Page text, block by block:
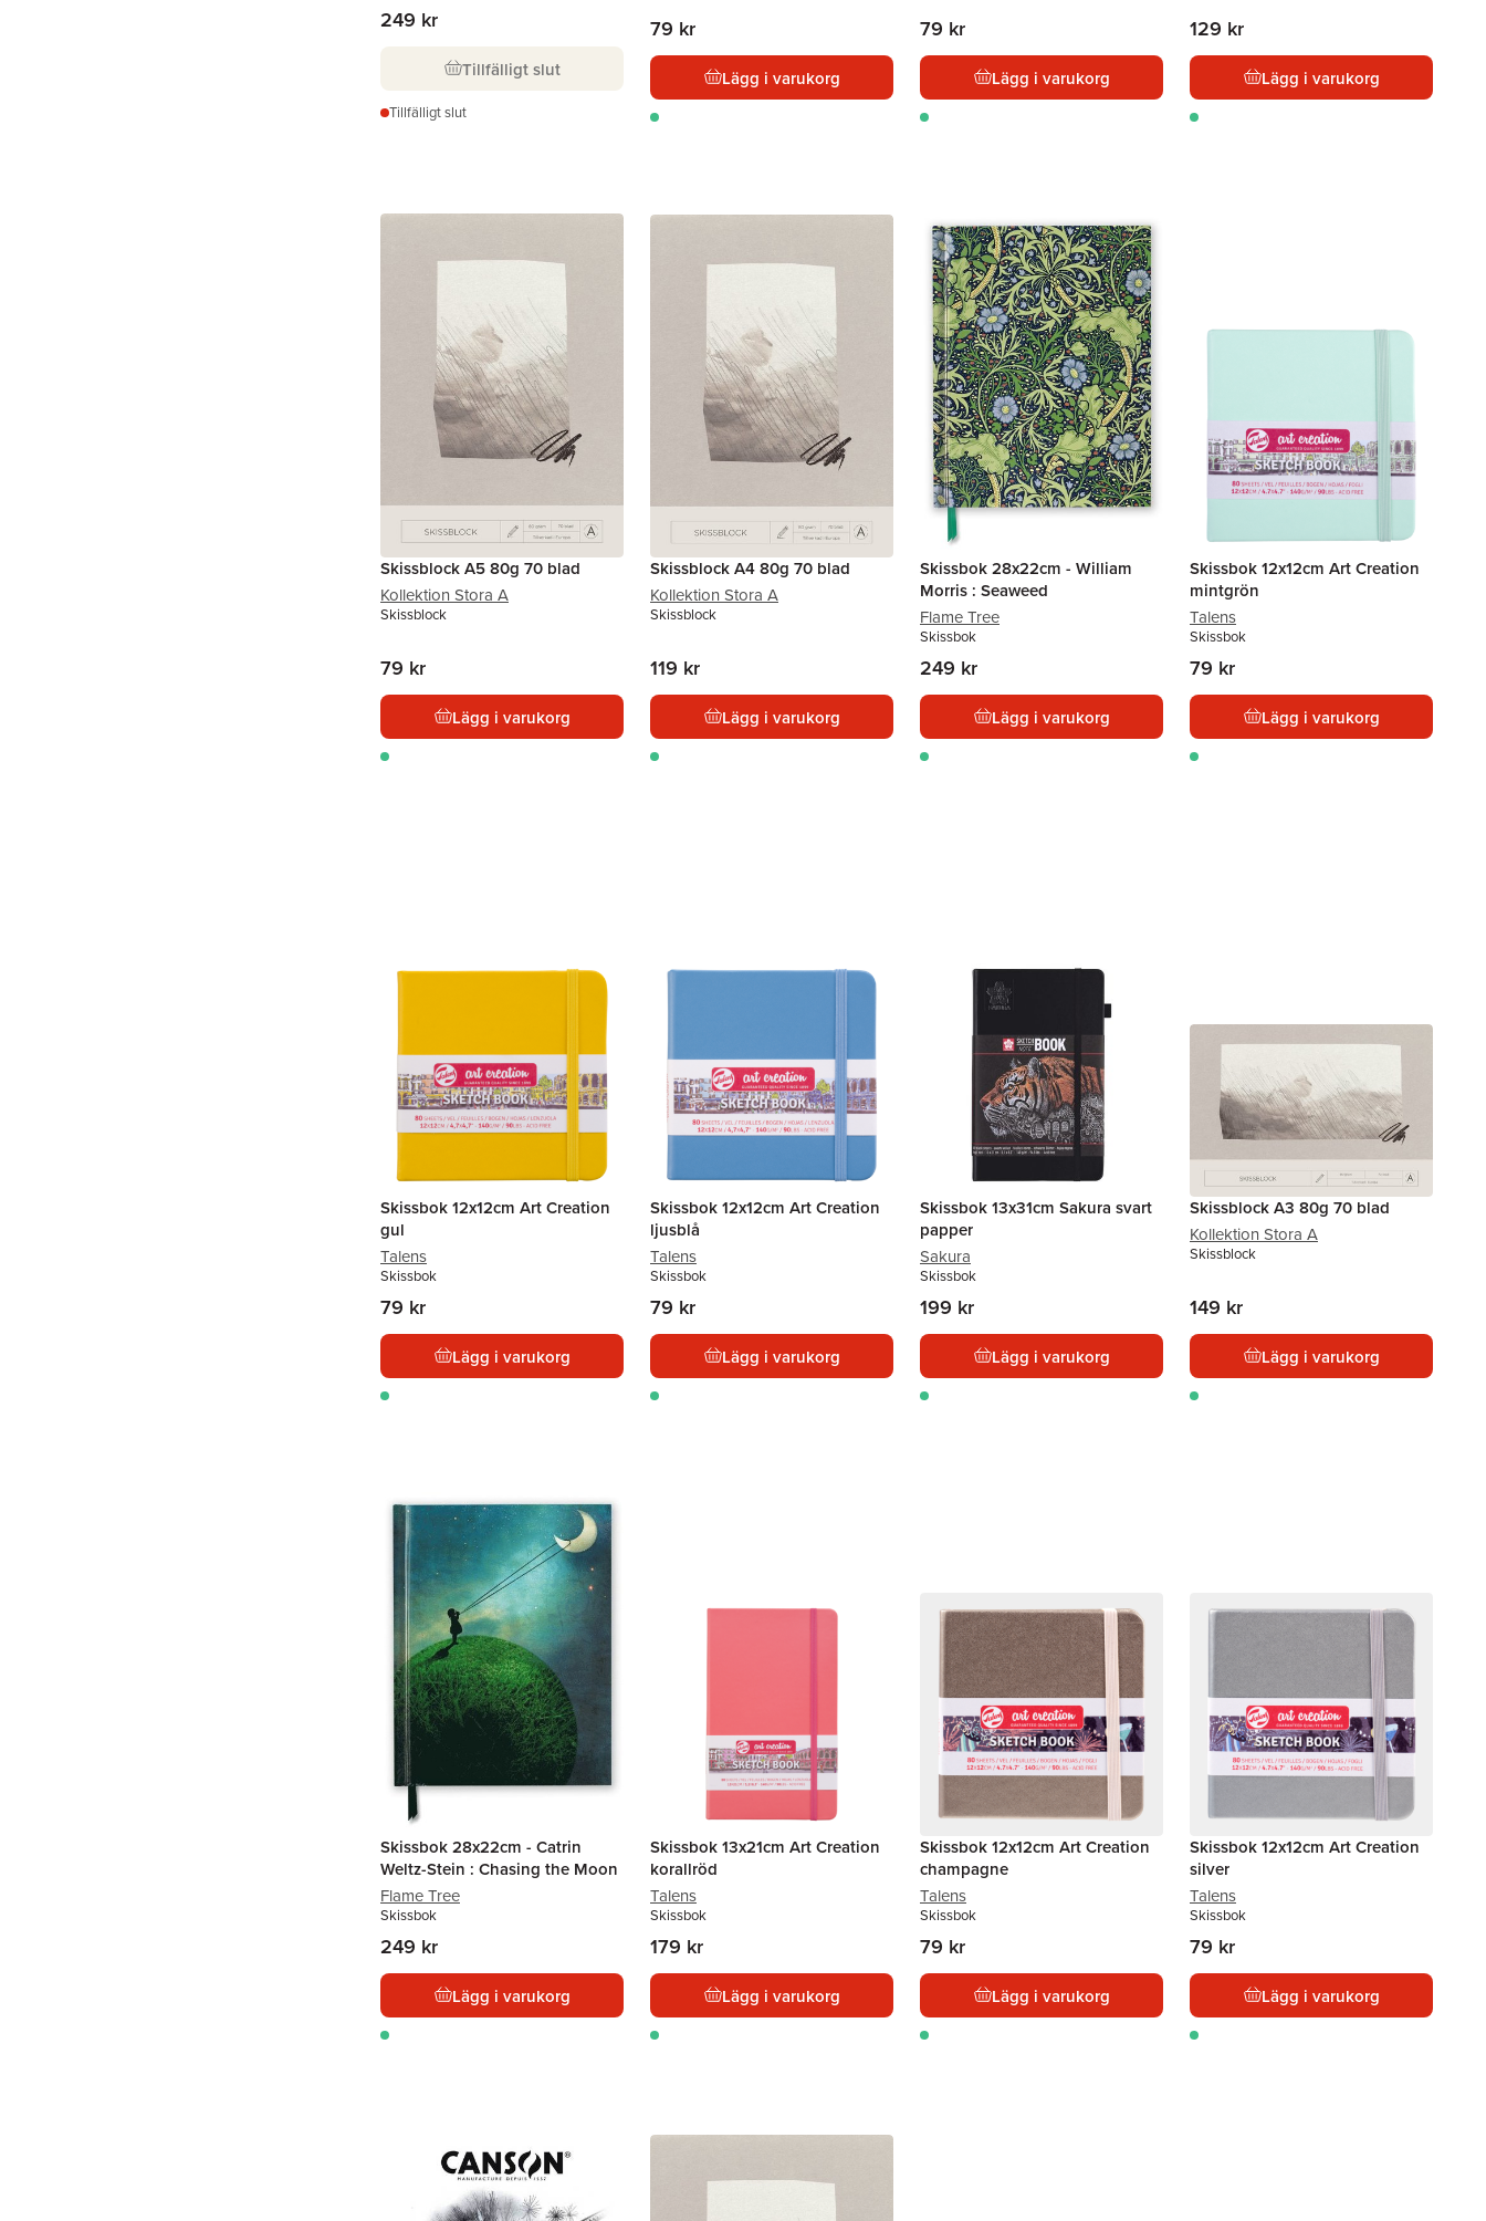
249 kr
Tillfälligt slut
Tillfälligt slut
79 kr
Lägg i varukorg
79 kr
Lägg i varukorg
129 kr
Lägg i varukorg
Skissblock A5 80g 70 blad
Kollektion Stora A
Skissblock
79 kr
Lägg i varukorg
Skissblock A4 80g 70 blad
Kollektion Stora A
Skissblock
119 kr
Lägg i varukorg
Skissbok 28x22cm - William
Morris : Seaweed
Flame Tree
Skissbok
249 kr
Lägg i varukorg
Skissbok 12x12cm Art Creation
mintgrön
Talens
Skissbok
79 kr
Lägg i varukorg
Skissbok 12x12cm Art Creation
gul
Talens
Skissbok
79 kr
Lägg i varukorg
Skissbok 12x12cm Art Creation
ljusblå
Talens
Skissbok
79 kr
Lägg i varukorg
Skissbok 13x31cm Sakura svart
papper
Sakura
Skissbok
199 kr
Lägg i varukorg
Skissblock A3 80g 70 blad
Kollektion Stora A
Skissblock
149 kr
Lägg i varukorg
Skissbok 28x22cm - Catrin
Weltz-Stein : Chasing the Moon
Flame Tree
Skissbok
249 kr
Lägg i varukorg
Skissbok 13x21cm Art Creation
korallröd
Talens
Skissbok
179 kr
Lägg i varukorg
Skissbok 12x12cm Art Creation
champagne
Talens
Skissbok
79 kr
Lägg i varukorg
Skissbok 12x12cm Art Creation
silver
Talens
Skissbok
79 kr
Lägg i varukorg